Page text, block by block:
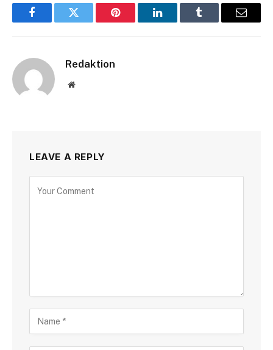
FacebookTwitter Pinterest LinkedInTumblr Email
Redaktion
Website
LEAVE A REPLY